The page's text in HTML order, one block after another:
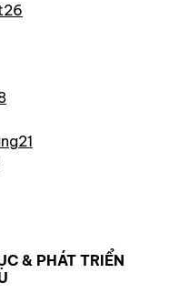
26
21
& PHÁT TRIỂN